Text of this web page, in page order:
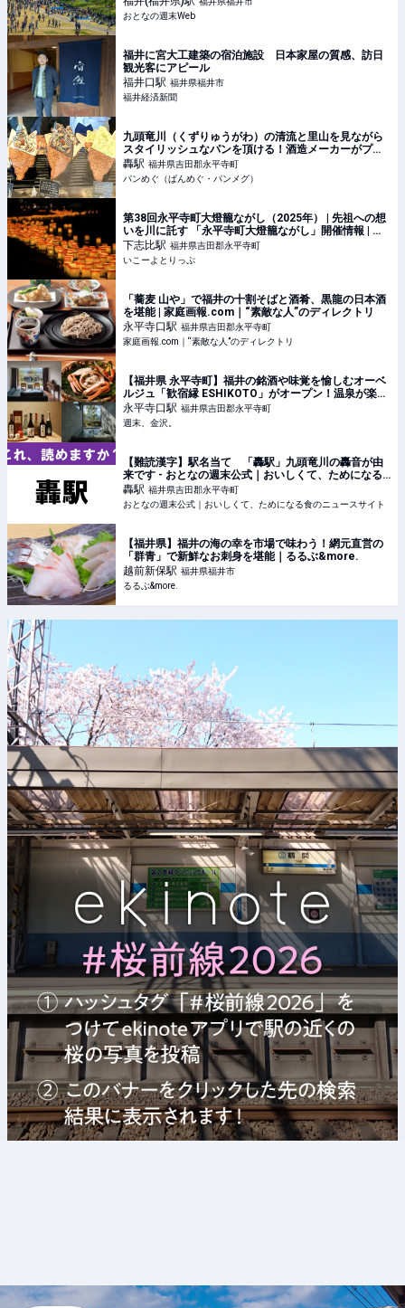
おとなの週末Web
福井に宮大工建築の宿泊施設 日本家屋の質感、訪日
観光客にアピール
福井口駅 福井県福井市
福井経済新聞
九頭竜川（くずりゅうがわ）の清流と里山を見ながら
スタイリッシュなパンを頂ける！酒造メーカーがプロ
デュースするベーカリー【HAREYA（ハレヤ）】（福
井県・吉田郡永平寺町）
轟駅 福井県吉田郡永平寺町
パンめぐ（ぱんめぐ・パンメグ）
第38回永平寺町大燈籠ながし（2025年） | 先祖への想
いを川に託す 「永平寺町大燈籠ながし」開催情報 | 福
井県吉田郡永平寺町 | いこーよとりっぷ
下志比駅 福井県吉田郡永平寺町
いこーよとりっぷ
「蕎麦 山や」で福井の十割そばと酒肴、黒龍の日本酒
を堪能 | 家庭画報.com｜“素敵な人”のディレクトリ
永平寺口駅 福井県吉田郡永平寺町
家庭画報.com｜“素敵な人”のディレクトリ
【福井県 永平寺町】福井の銘酒や味覚を愉しむオーベ
ルジュ「歓宿縁 ESHIKOTO」がオープン！温泉が楽し
める半露天風呂付きヴィラで贅沢なひとときを。
【NEW OPEN】 - 週末、金沢。
永平寺口駅 福井県吉田郡永平寺町
週末、金沢。
【難読漢字】駅名当て 「轟駅」九頭竜川の轟音が由
来です - おとなの週末公式｜おいしくて、ためになる
食のニュースサイト
轟駅 福井県吉田郡永平寺町
おとなの週末公式｜おいしくて、ためになる食のニュースサイト
【福井県】福井の海の幸を市場で味わう！網元直営の
「群青」で新鮮なお刺身を堪能｜るるぶ&more.
越前新保駅 福井県福井市
るるぶ&more.